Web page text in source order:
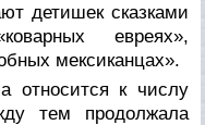
детишек сказками
евреях»,
мексиканцах».
к числу
тем продолжала